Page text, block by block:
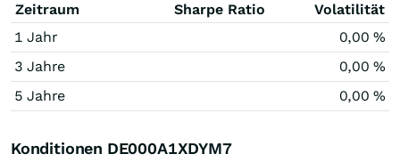
Zeitraum Sharpe Ratio
Volatilität
1 Jahr
0,00 %
3 Jahre
0,00 %
5 Jahre
0,00 %
Konditionen DE000A1XDYM7